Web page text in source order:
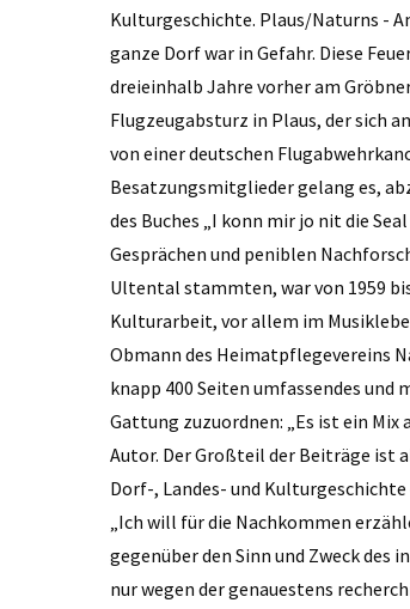
Kulturgeschichte. Plaus/Naturns -
ganze Dorf war in Gefahr. Diese
dreieinhalb Jahre vorher am
Flugzeugabsturz in Plaus, der sich
von einer deutschen
Besatzungsmitglieder gelang es,
des Buches „I konn mir jo nit die
Gesprächen und peniblen
Ultental stammten, war von 1959
Kulturarbeit, vor allem im
Obmann des Heimatpflegevereins
knapp 400 Seiten umfassendes
Gattung zuzuordnen: „Es ist ein
Autor. Der Großteil der Beiträge ist
Dorf-, Landes- und
„Ich will für die Nachkommen
gegenüber den Sinn und Zweck
nur wegen der genauestens